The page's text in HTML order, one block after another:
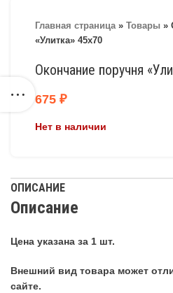
Главная страница» Товары »
«Улитка» 45х70
Окончание поручня
675 ₽
Нет в наличии
ОПИСАНИЕ
Описание
Цена указана за 1 шт.
Внешний вид товара может
сайте.